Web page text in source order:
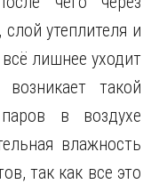
утеплителя и
лишнее уходит
такой
в воздухе
влажность
так как все это